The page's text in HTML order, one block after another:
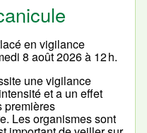
en vigilance
8 août 2026 à 12 h.
une vigilance
et a un effet
premières
Les organismes sont